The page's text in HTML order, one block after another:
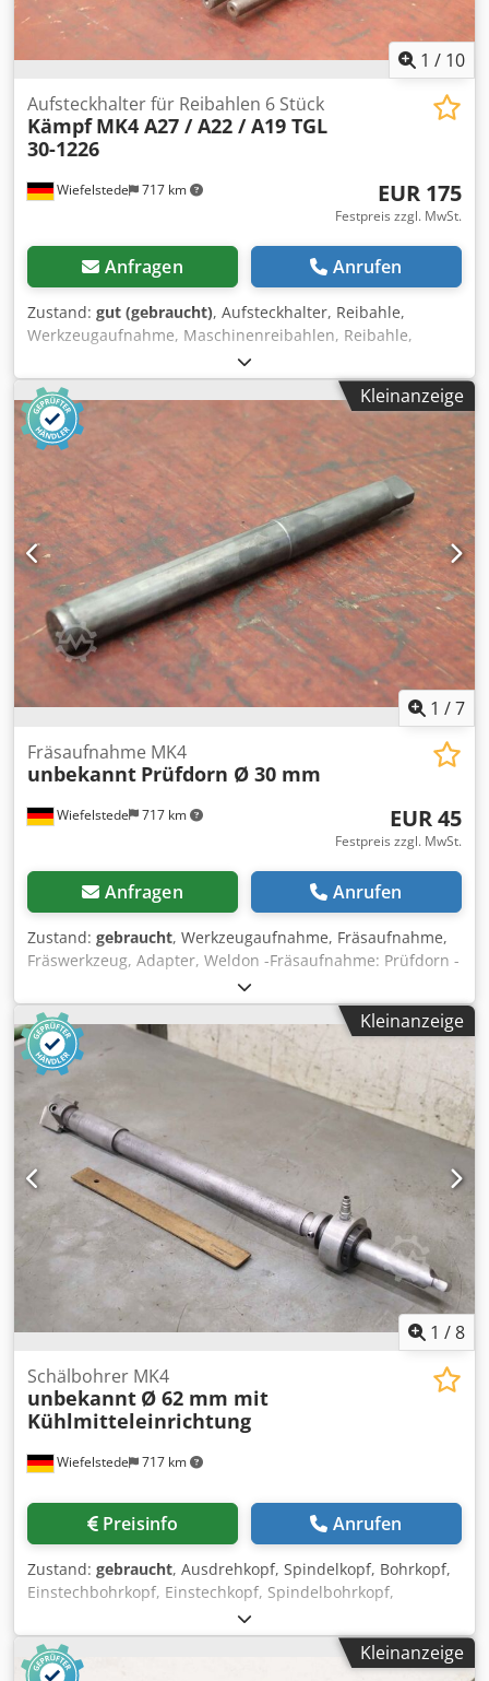
1 / 10
Wiefelstede 717 km
Aufsteckhalter für Reibahlen 6 Stück
Kämpf MK4 A27 / A22 / A19 TGL
30-1226
EUR 175
Festpreis zzgl. MwSt.
Anfragen Anrufen
Zustand: gut (gebraucht), Aufsteckhalter, Reibahle,
Werkzeugaufnahme, Maschinenreibahlen, Reibahle,
Reibwerkzeug, Passmesser-Schneidsatz, Fräsaufnahme,
Fräswerkzeug, Ausdrehkopf, Spindelwerkzeug,
Reduzierhülsen, Aufsteckhalter -Hersteller: Kämpf,
Aufsteckhalter Aufnahme: MK4 6 Stück -Typ: A27 TGL 30-
1226 1 Stück -Typ: A22 TGL 30-1226 1 Stück -Typ: A19 TGL
30-1226 4 Stück Dedpfeucahcox Afiock -Preis/Abgabe:
komplett -Transportabmessung: 400/240/H46 mm -Gewicht
ges.: 10,2 kg
Kleinanzeige
1 /7
Wiefelstede 717 km
Fräsaufnahme MK4
unbekannt Prüfdorn Ø 30 mm
EUR 45
Festpreis zzgl. MwSt.
Anfragen Anrufen
Zustand: gebraucht, Werkzeugaufnahme, Fräsaufnahme,
Fräswerkzeug, Adapter, Weldon -Fräsaufnahme: Prüfdorn -
Typ: MK4 / Ø 30 mm W8802 C15 -Abmessung: Ø 31 x 300
mm -Gewicht: 1,6 kg Dsdpouhr R Hsfx Afiock
Kleinanzeige
1 /8
Wiefelstede 717 km
Schälbohrer MK4
unbekannt Ø 62 mm mit
Kühlmitteleinrichtung
Preisinfo Anrufen
Zustand: gebraucht, Ausdrehkopf, Spindelkopf, Bohrkopf,
Einstechbohrkopf, Einstechkopf, Spindelbohrkopf,
Ausbohrkopf, Spindelwerkzeug, Schälbohrer, Schneidkopf
-Schälbohrer: Bohrkopf Schneidkopf mit
Kühlmitteleinrichtung -Bohrdurchmesser: 62 mmKleinanzeige